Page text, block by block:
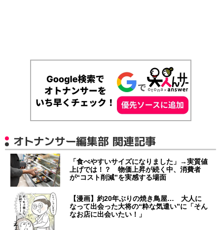
オトナンサー編集部 関連記事
「食べやすいサイズになりました」→実質値
上げでは！？ 物価上昇が続く中、消費者
が“コスト削減”を実感する場面
【漫画】約20年ぶりの焼き鳥屋… 大人に
なって出会った大将の“粋な気遣い”に「そん
なお店に出会いたい！」